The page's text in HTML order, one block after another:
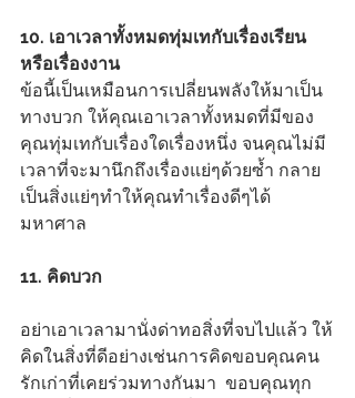
10. เอาเวลาทั้งหมดทุ่มเทกับเรื่องเรียน
หรือเรื่องงาน
ข้อนี้เป็นเหมือนการเปลี่ยนพลังให้มาเป็น
ทางบวก ให้คุณเอาเวลาทั้งหมดที่มีของ
คุณทุ่มเทกับเรื่องใดเรื่องหนึ่ง จนคุณไม่มี
เวลาที่จะมานึกถึงเรื่องแย่ๆด้วยซ้ำ กลาย
เป็นสิ่งแย่ๆทำให้คุณทำเรื่องดีๆได้
มหาศาล
11. คิดบวก
อย่าเอาเวลามานั่งด่าทอสิ่งที่จบไปแล้ว ให้
คิดในสิ่งที่ดีอย่างเช่นการคิดขอบคุณคน
รักเก่าที่เคยร่วมทางกันมา  ขอบคุณทุก